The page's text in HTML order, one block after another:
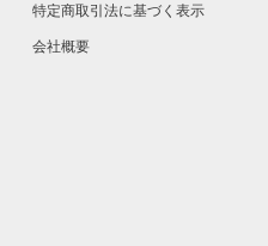
特定商取引法に基づく表示
会社概要